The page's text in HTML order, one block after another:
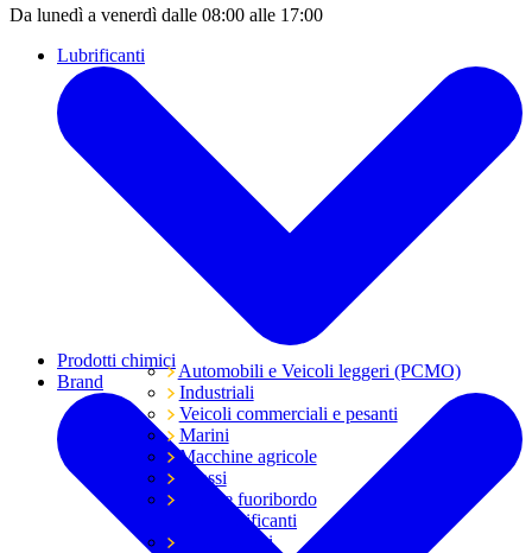
Da lunedì a venerdì dalle 08:00 alle 17:00
Lubrificanti
Automobili e Veicoli leggeri (PCMO)
Industriali
Veicoli commerciali e pesanti
Marini
Macchine agricole
Grassi
Moto e fuoribordo
Tutti i lubrificanti
Trasmissioni
Prodotti chimici
Brand